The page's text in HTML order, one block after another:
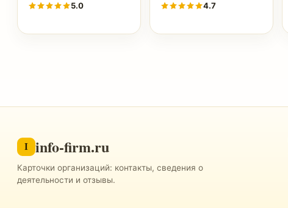
5.0 4.7
I info-firm.ru
Карточки организаций: контакты, сведения о
деятельности и отзывы.